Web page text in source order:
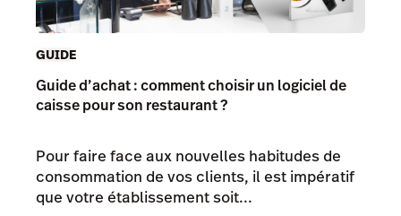
GUIDE
Guide d’achat : comment choisir un logiciel de
caisse pour son restaurant ?
Pour faire face aux nouvelles habitudes de
consommation de vos clients, il est impératif
que votre établissement soit...